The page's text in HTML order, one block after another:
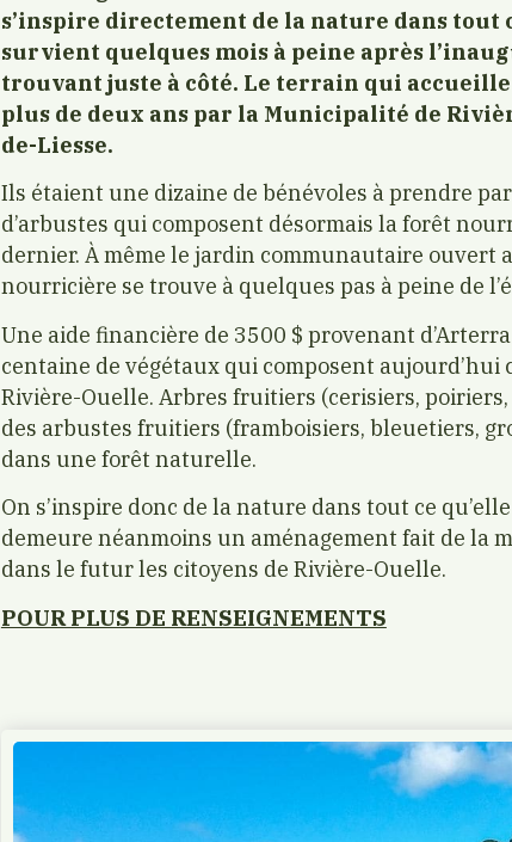
s’inspire directement de la nature dans tout
survient quelques mois à peine après
trouvant juste à côté. Le terrain qui accueille
plus de deux ans par la Municipalité de
de-Liesse.
Ils étaient une dizaine de bénévoles à prendre
d’arbustes qui composent désormais la forêt
dernier. À même le jardin communautaire ouvert
nourricière se trouve à quelques pas à peine de
Une aide financière de 3500 $ provenant
centaine de végétaux qui composent
Rivière-Ouelle. Arbres fruitiers (cerisiers,
des arbustes fruitiers (framboisiers, bleuetiers,
dans une forêt naturelle.
On s’inspire donc de la nature dans tout ce
demeure néanmoins un aménagement fait de la
dans le futur les citoyens de Rivière-Ouelle.
POUR PLUS DE RENSEIGNEMENTS